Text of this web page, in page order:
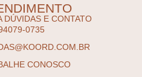
DÚVIDAS E CONTATO
0735
CONOSCO